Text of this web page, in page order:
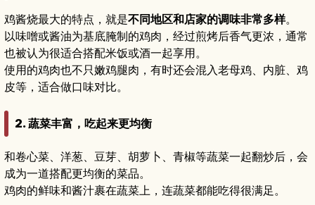
鸡酱烧最大的特点，就是不同地区和店家的调味非常多样。
以味噌或酱油为基底腌制的鸡肉，经过煎烤后香气更浓，通常
也被认为很适合搭配米饭或酒一起享用。
使用的鸡肉也不只嫩鸡腿肉，有时还会混入老母鸡、内脏、鸡
皮等，适合做口味对比。
2. 蔬菜丰富，吃起来更均衡
和卷心菜、洋葱、豆芽、胡萝卜、青椒等蔬菜一起翻炒后，会
成为一道搭配更均衡的菜品。
鸡肉的鲜味和酱汁裹在蔬菜上，连蔬菜都能吃得很满足。